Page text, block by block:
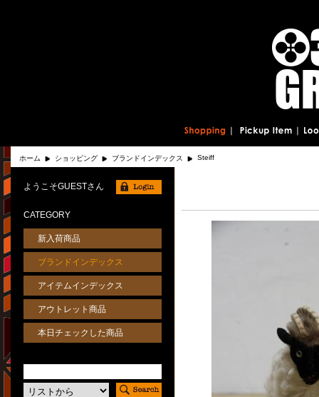
ホーム ショッピング ブランドインデックス Steiff
ようこそGUESTさん
CATEGORY
新入荷商品
ブランドインデックス
アイテムインデックス
アウトレット商品
本日チェックした商品